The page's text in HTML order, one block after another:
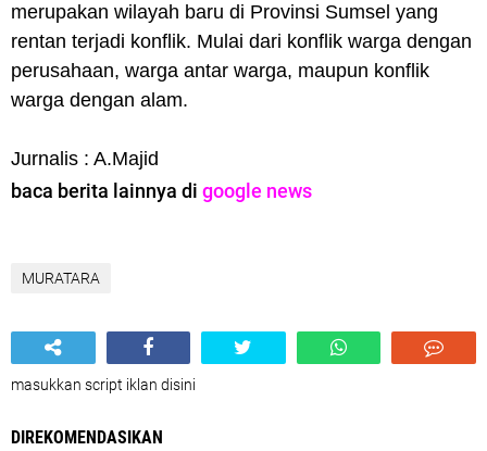
merupakan wilayah baru di Provinsi Sumsel yang
rentan terjadi konflik. Mulai dari konflik warga dengan
perusahaan, warga antar warga, maupun konflik
warga dengan alam.
Jurnalis : A.Majid
baca berita lainnya di google news
MURATARA
masukkan script iklan disini
DIREKOMENDASIKAN